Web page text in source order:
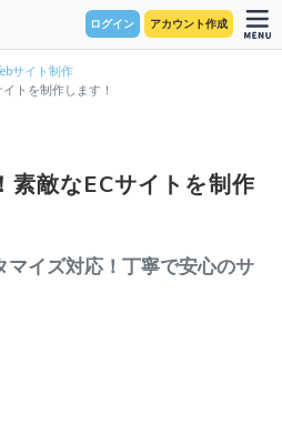
ログイン アカウント作成
サイト制作
トを制作します！
素敵なECサイトを制作
イズ対応！丁寧で安心のサ